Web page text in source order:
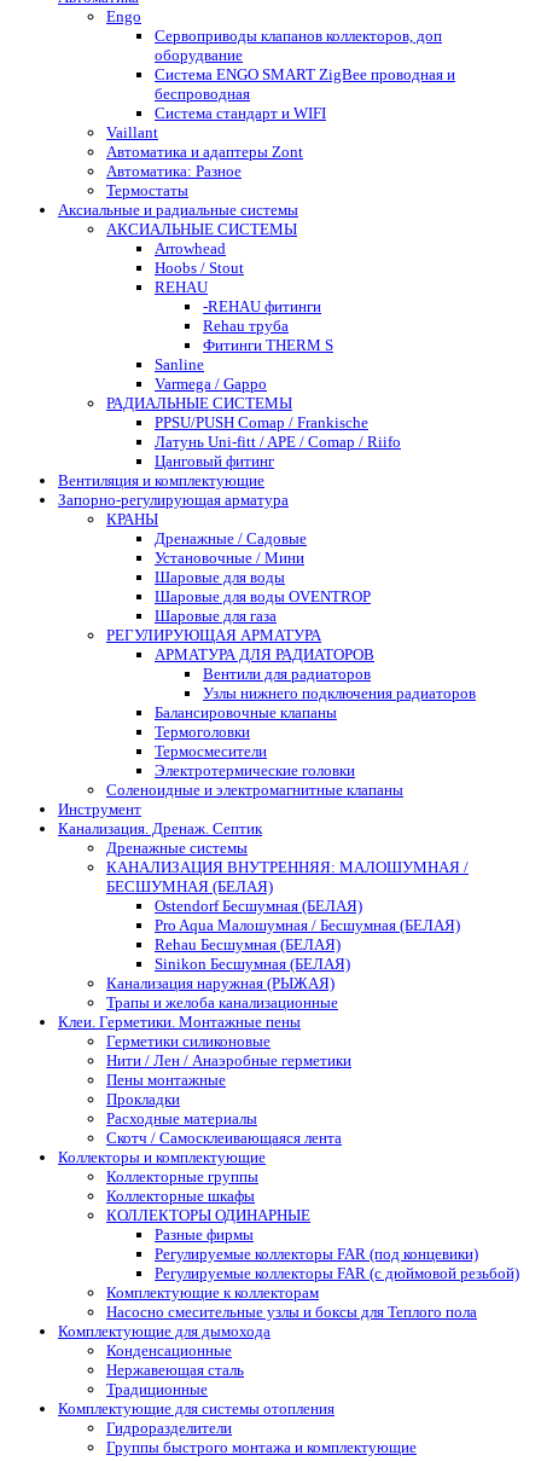
Engo
Сервоприводы клапанов коллекторов, доп
оборудвание
Система ENGO SMART ZigBee проводная и
беспроводная
Система стандарт и WIFI
Vaillant
Автоматика и адаптеры Zont
Автоматика: Разное
Термостаты
Аксиальные и радиальные системы
АКСИАЛЬНЫЕ СИСТЕМЫ
Arrowhead
Hoobs / Stout
REHAU
-REHAU фитинги
Rehau труба
Фитинги THERM S
Sanline
Varmega / Gappo
РАДИАЛЬНЫЕ СИСТЕМЫ
PPSU/PUSH Comap / Frankische
Латунь Uni-fitt / APE / Comap / Riifo
Цанговый фитинг
Вентиляция и комплектующие
Запорно-регулирующая арматура
КРАНЫ
Дренажные / Садовые
Установочные / Мини
Шаровые для воды
Шаровые для воды OVENTROP
Шаровые для газа
РЕГУЛИРУЮЩАЯ АРМАТУРА
АРМАТУРА ДЛЯ РАДИАТОРОВ
Вентили для радиаторов
Узлы нижнего подключения радиаторов
Балансировочные клапаны
Термоголовки
Термосмесители
Электротермические головки
Соленоидные и электромагнитные клапаны
Инструмент
Канализация. Дренаж. Септик
Дренажные системы
КАНАЛИЗАЦИЯ ВНУТРЕННЯЯ: МАЛОШУМНАЯ /
БЕСШУМНАЯ (БЕЛАЯ)
Ostendorf Бесшумная (БЕЛАЯ)
Pro Aqua Малошумная / Бесшумная (БЕЛАЯ)
Rehau Бесшумная (БЕЛАЯ)
Sinikon Бесшумная (БЕЛАЯ)
Канализация наружная (РЫЖАЯ)
Трапы и желоба канализационные
Клеи. Герметики. Монтажные пены
Герметики силиконовые
Нити / Лен / Анаэробные герметики
Пены монтажные
Прокладки
Расходные материалы
Скотч / Самосклеивающаяся лента
Коллекторы и комплектующие
Коллекторные группы
Коллекторные шкафы
КОЛЛЕКТОРЫ ОДИНАРНЫЕ
Разные фирмы
Регулируемые коллекторы FAR (под концевики)
Регулируемые коллекторы FAR (с дюймовой резьбой)
Комплектующие к коллекторам
Насосно смесительные узлы и боксы для Теплого пола
Комплектующие для дымохода
Конденсационные
Нержавеющая сталь
Традиционные
Комплектующие для системы отопления
Гидроразделители
Группы быстрого монтажа и комплектующие